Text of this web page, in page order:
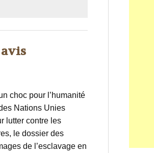
choc pour l’humanité
Nations Unies
lutter contre les
le dossier des
de l’esclavage en